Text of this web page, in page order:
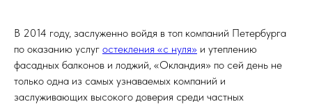
В 2014 году, заслуженно войдя в топ компаний Петербурга
по оказанию услуг остекления «с нуля» и утеплению
фасадных балконов и лоджий, «Окландия» по сей день не
только одна из самых узнаваемых компаний и
заслуживающих высокого доверия среди частных